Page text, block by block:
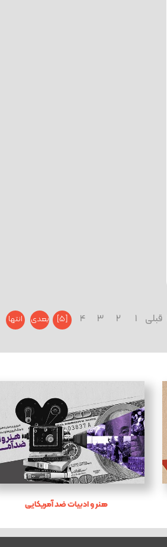
قبلی 1
2
3
4
[5] بعدی انتها
هنر و ادبیات ضد آمریکایی